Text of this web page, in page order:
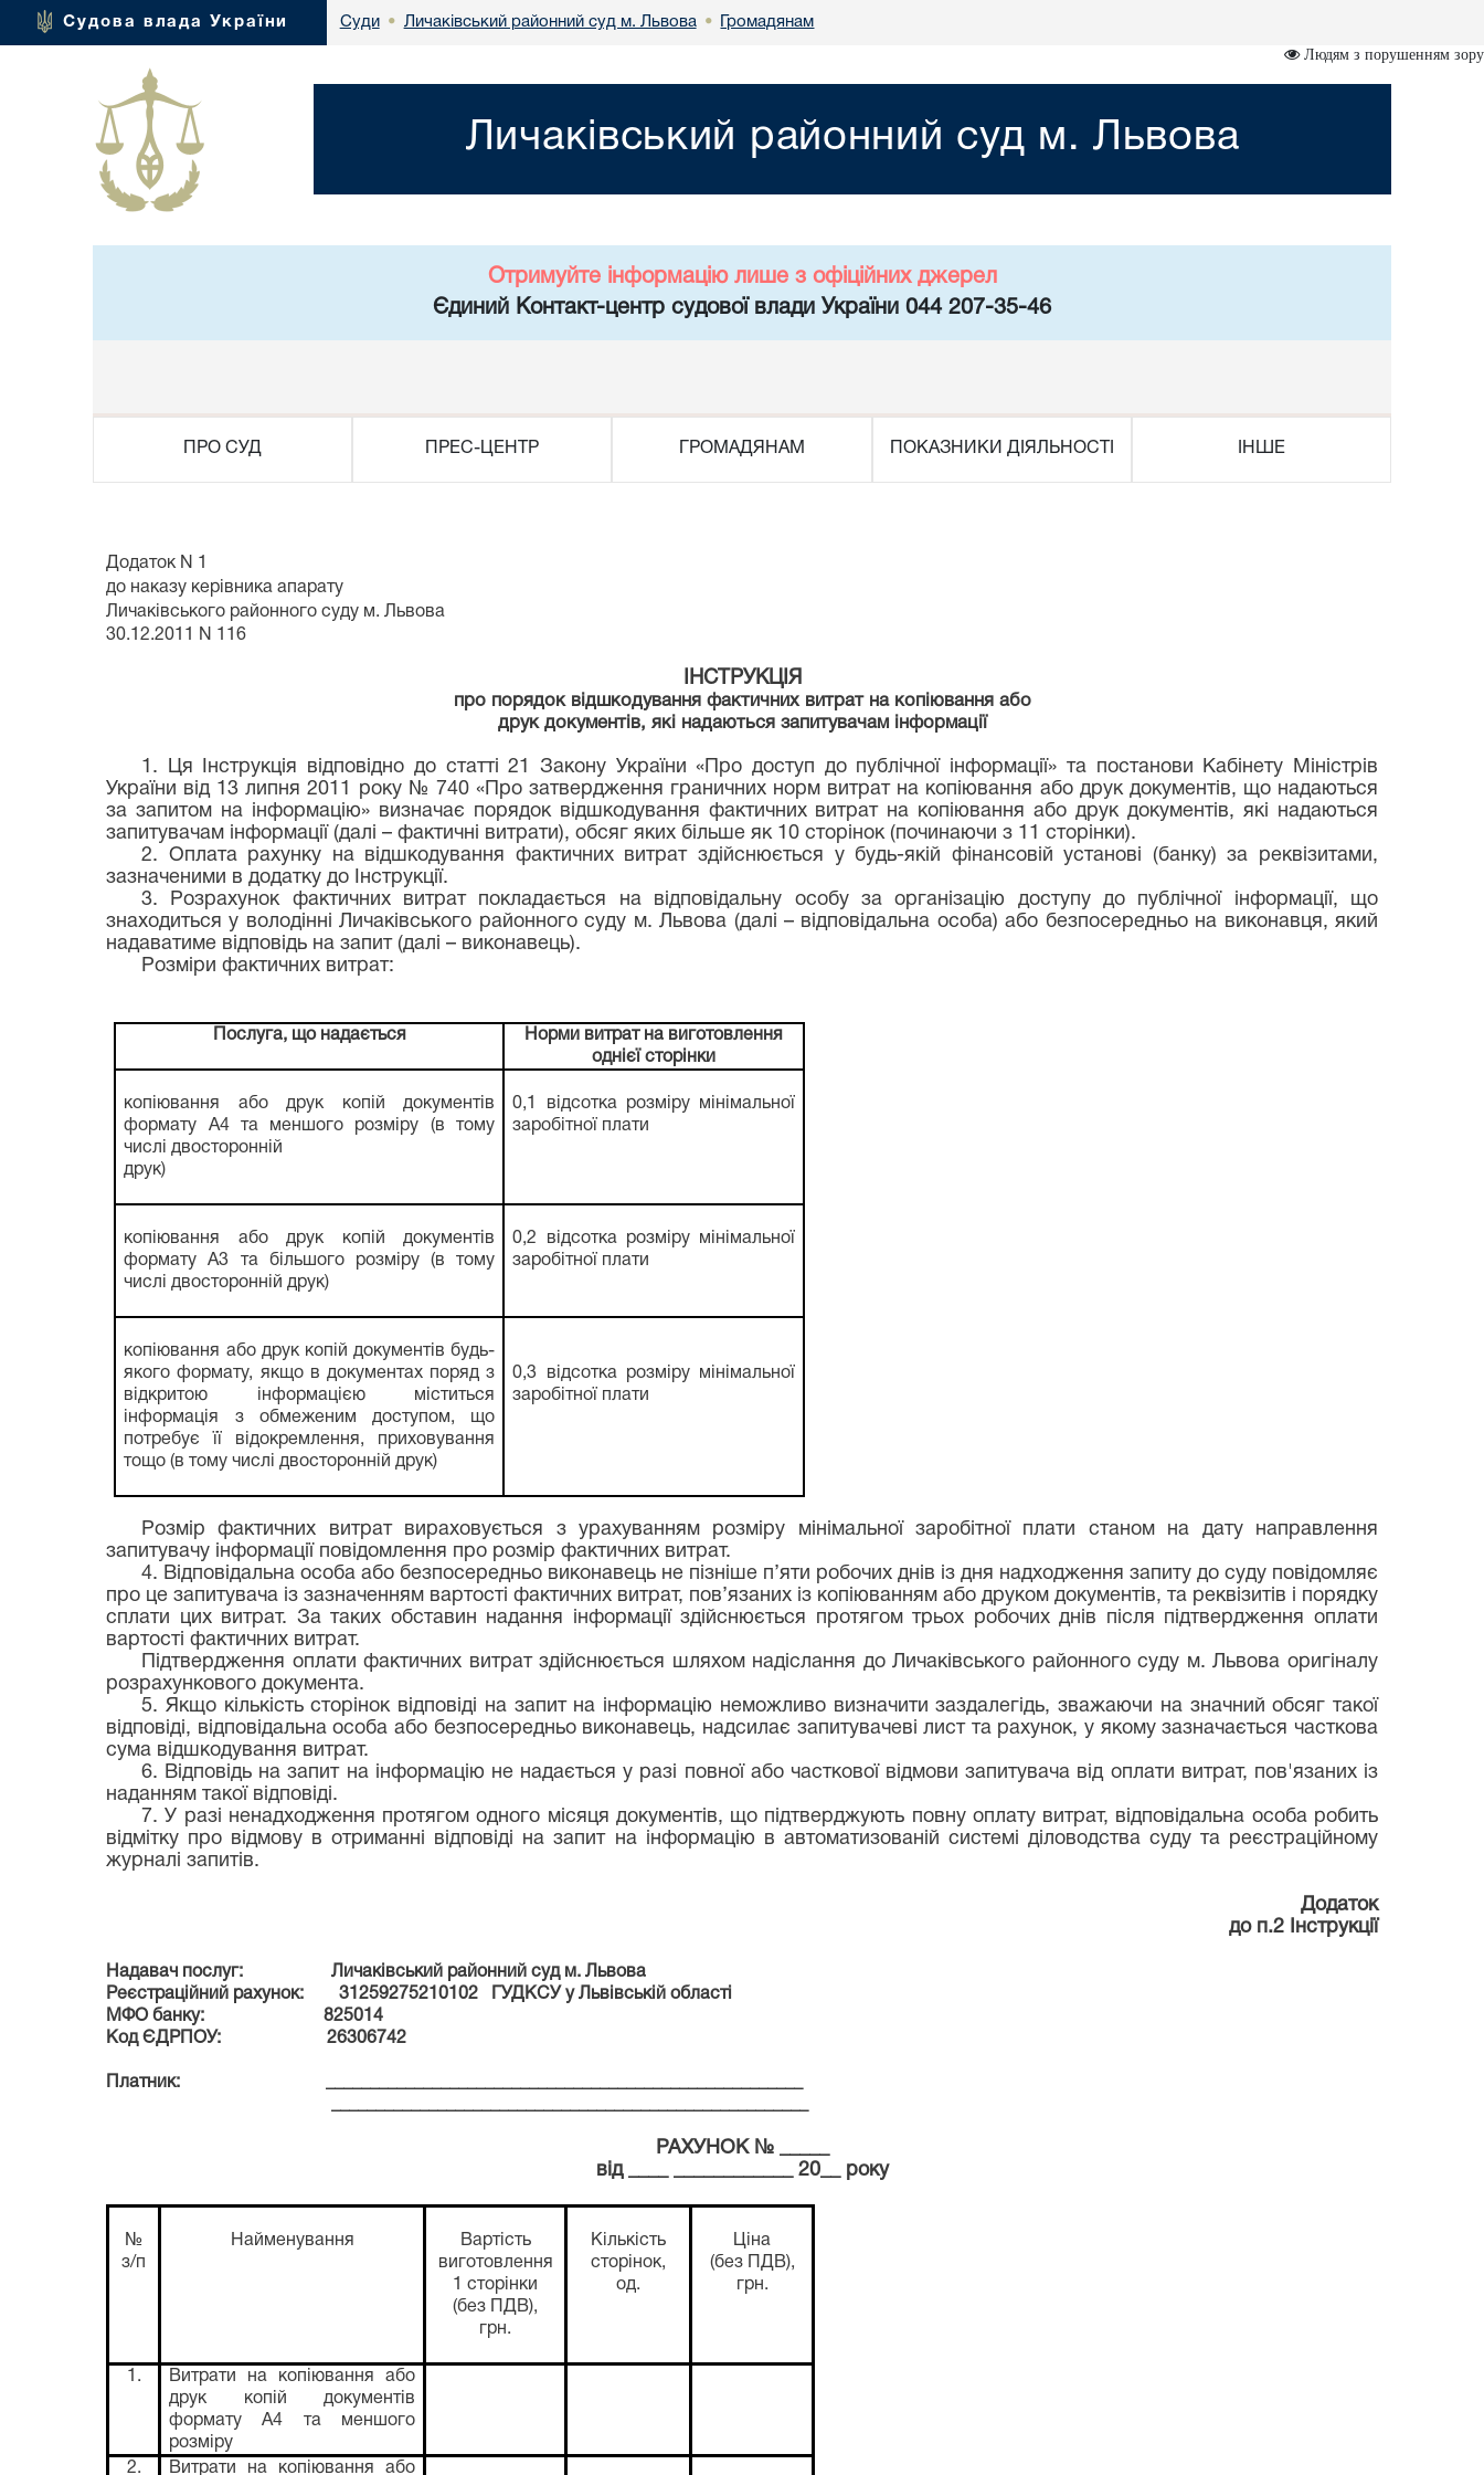
Судова влада України Суди • Личаківський районний суд м. Львова • Громадянам
Людям з порушенням зору
Личаківський районний суд м. Львова
Отримуйте інформацію лише з офіційних джерел
Єдиний Контакт-центр судової влади України 044 207-35-46
ПРО СУД ПРЕС-ЦЕНТР ГРОМАДЯНАМ ПОКАЗНИКИ ДІЯЛЬНОСТІ ІНШЕ
Додаток N 1
до наказу керівника апарату
Личаківського районного суду м. Львова
30.12.2011 N 116
ІНСТРУКЦІЯ
про порядок відшкодування фактичних витрат на копіювання або
друк документів, які надаються запитувачам інформації
1. Ця Інструкція відповідно до статті 21 Закону України «Про доступ до публічної інформації» та постанови Кабінету Міністрів
України від 13 липня 2011 року № 740 «Про затвердження граничних норм витрат на копіювання або друк документів, що надаються
за запитом на інформацію» визначає порядок відшкодування фактичних витрат на копіювання або друк документів, які надаються
запитувачам інформації (далі – фактичні витрати), обсяг яких більше як 10 сторінок (починаючи з 11 сторінки).
2. Оплата рахунку на відшкодування фактичних витрат здійснюється у будь-якій фінансовій установі (банку) за реквізитами,
зазначеними в додатку до Інструкції.
3. Розрахунок фактичних витрат покладається на відповідальну особу за організацію доступу до публічної інформації, що
знаходиться у володінні Личаківського районного суду м. Львова (далі – відповідальна особа) або безпосередньо на виконавця, який
надаватиме відповідь на запит (далі – виконавець).
Розміри фактичних витрат:
Послуга, що надається
Норми витрат на виготовлення
однієї сторінки
копіювання або друк копій документів
формату А4 та меншого розміру (в тому
числі двосторонній
друк)
0,1 відсотка розміру мінімальної
заробітної плати
копіювання або друк копій документів
формату А3 та більшого розміру (в тому
числі двосторонній друк)
0,2 відсотка розміру мінімальної
заробітної плати
копіювання або друк копій документів будь-
якого формату, якщо в документах поряд з
відкритою інформацією міститься
інформація з обмеженим доступом, що
потребує її відокремлення, приховування
тощо (в тому числі двосторонній друк)
0,3 відсотка розміру мінімальної
заробітної плати
Розмір фактичних витрат вираховується з урахуванням розміру мінімальної заробітної плати станом на дату направлення
запитувачу інформації повідомлення про розмір фактичних витрат.
4. Відповідальна особа або безпосередньо виконавець не пізніше п’яти робочих днів із дня надходження запиту до суду повідомляє
про це запитувача із зазначенням вартості фактичних витрат, пов’язаних із копіюванням або друком документів, та реквізитів і порядку
сплати цих витрат. За таких обставин надання інформації здійснюється протягом трьох робочих днів після підтвердження оплати
вартості фактичних витрат.
Підтвердження оплати фактичних витрат здійснюється шляхом надіслання до Личаківського районного суду м. Львова оригіналу
розрахункового документа.
5. Якщо кількість сторінок відповіді на запит на інформацію неможливо визначити заздалегідь, зважаючи на значний обсяг такої
відповіді, відповідальна особа або безпосередньо виконавець, надсилає запитувачеві лист та рахунок, у якому зазначається часткова
сума відшкодування витрат.
6. Відповідь на запит на інформацію не надається у разі повної або часткової відмови запитувача від оплати витрат, пов'язаних із
наданням такої відповіді.
7. У разі ненадходження протягом одного місяця документів, що підтверджують повну оплату витрат, відповідальна особа робить
відмітку про відмову в отриманні відповіді на запит на інформацію в автоматизованій системі діловодства суду та реєстраційному
журналі запитів.
Додаток
до п.2 Інструкції
Надавач послуг: Личаківський районний суд м. Львова
Реєстраційний рахунок: 31259275210102
ГУДКСУ у Львівській області
МФО банку: 825014
Код ЄДРПОУ: 26306742
Платник: ______________________________________________________
РАХУНОК № _____
від ____ ____________ 20__ року
№
з/п
Найменування
Вартість
виготовлення
1 сторінки
(без ПДВ),
грн.
Кількість
сторінок,
од.
Ціна
(без ПДВ),
грн.
1.
Витрати на копіювання або
друк копій документів
формату А4 та меншого
розміру
2.
Витрати на копіювання або